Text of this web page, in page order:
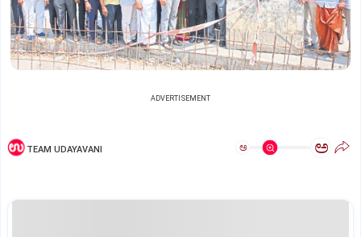
ADVERTISEMENT
TEAM UDAYAVANI ಅ ಅ